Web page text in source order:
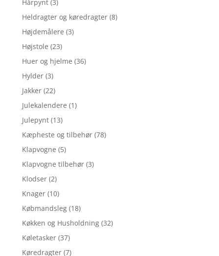
Hårpynt (3)
Heldragter og køredragter (8)
Højdemålere (3)
Højstole (23)
Huer og hjelme (36)
Hylder (3)
Jakker (22)
Julekalendere (1)
Julepynt (13)
Kæpheste og tilbehør (78)
Klapvogne (5)
Klapvogne tilbehør (3)
Klodser (2)
Knager (10)
Købmandsleg (18)
Køkken og Husholdning (32)
Køletasker (37)
Køredragter (7)